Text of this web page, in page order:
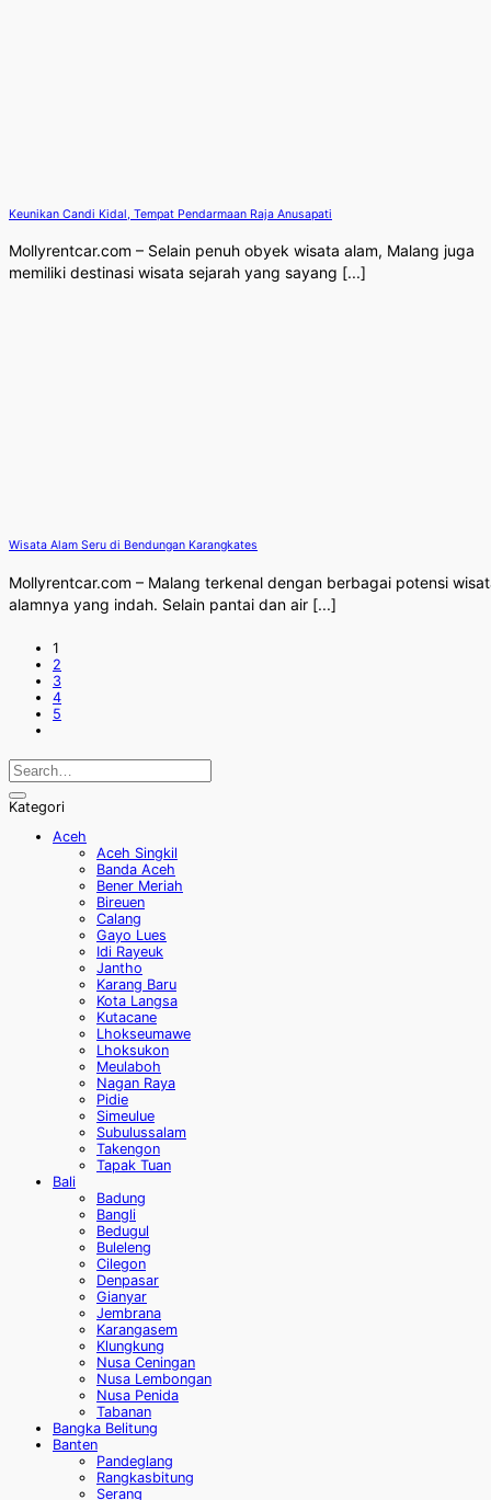
Keunikan Candi Kidal, Tempat Pendarmaan Raja Anusapati
Mollyrentcar.com – Selain penuh obyek wisata alam, Malang juga
memiliki destinasi wisata sejarah yang sayang [...]
Wisata Alam Seru di Bendungan Karangkates
Mollyrentcar.com – Malang terkenal dengan berbagai potensi
alamnya yang indah. Selain pantai dan air [...]
1
2
3
4
5
Kategori
Aceh
Aceh Singkil
Banda Aceh
Bener Meriah
Bireuen
Calang
Gayo Lues
Idi Rayeuk
Jantho
Karang Baru
Kota Langsa
Kutacane
Lhokseumawe
Lhoksukon
Meulaboh
Nagan Raya
Pidie
Simeulue
Subulussalam
Takengon
Tapak Tuan
Bali
Badung
Bangli
Bedugul
Buleleng
Cilegon
Denpasar
Gianyar
Jembrana
Karangasem
Klungkung
Nusa Ceningan
Nusa Lembongan
Nusa Penida
Tabanan
Bangka Belitung
Banten
Pandeglang
Rangkasbitung
Serang